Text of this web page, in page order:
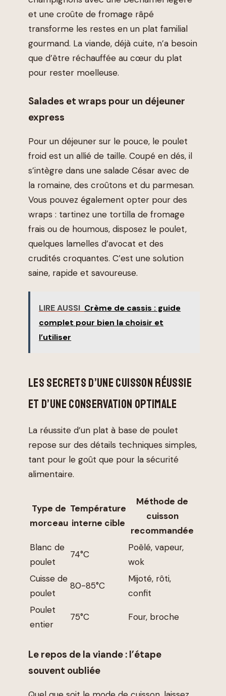
et une croûte de fromage râpé
transforme les restes en un plat familial
gourmand. La viande, déjà cuite, n’a besoin
que d’être réchauffée au cœur du plat
pour rester moelleuse.
Salades et wraps pour un déjeuner
express
Pour un déjeuner sur le pouce, le poulet
froid est un allié de taille. Coupé en dés, il
s’intègre dans une salade César avec de
la romaine, des croûtons et du parmesan.
Vous pouvez également opter pour des
wraps : tartinez une tortilla de fromage
frais ou de houmous, disposez le poulet,
quelques lamelles d’avocat et des
crudités croquantes. C’est une solution
saine, rapide et savoureuse.
LIRE AUSSI Crème de cassis : guide
complet pour bien la choisir et
l’utiliser
LES SECRETS D’UNE CUISSON RÉUSSIE
ET D’UNE CONSERVATION OPTIMALE
La réussite d’un plat à base de poulet
repose sur des détails techniques simples,
tant pour le goût que pour la sécurité
alimentaire.
Type de
morceau
Température
interne cible
Méthode de
cuisson
recommandée
Blanc de
poulet
74°C
Poêlé, vapeur,
wok
Cuisse de
poulet
80-85°C
Mijoté, rôti,
confit
Poulet
entier
75°C Four, broche
Le repos de la viande : l’étape
souvent oubliée